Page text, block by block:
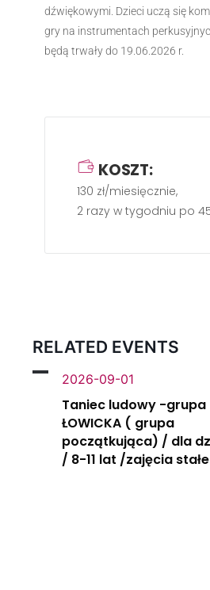
dźwiękowymi. Dzieci uczą się
gry na instrumentach
będą trwały do 19.06.2026 r.
KOSZT:
130 zł/miesięcznie,
2 razy w tygodniu po
RELATED EVENTS
2026-09-01
Taniec ludowy -grupa
ŁOWICKA ( grupa
początkująca) / dla
/ 8-11 lat /zajęcia